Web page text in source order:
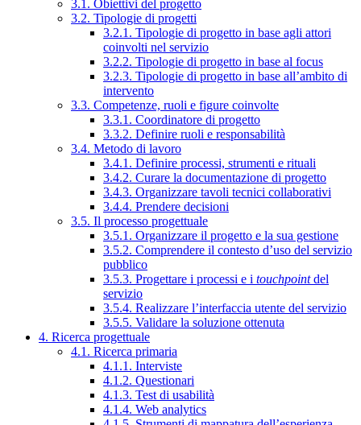
3.1. Obiettivi del progetto
3.2. Tipologie di progetti
3.2.1. Tipologie di progetto in base agli attori
coinvolti nel servizio
3.2.2. Tipologie di progetto in base al focus
3.2.3. Tipologie di progetto in base all’ambito di
intervento
3.3. Competenze, ruoli e figure coinvolte
3.3.1. Coordinatore di progetto
3.3.2. Definire ruoli e responsabilità
3.4. Metodo di lavoro
3.4.1. Definire processi, strumenti e rituali
3.4.2. Curare la documentazione di progetto
3.4.3. Organizzare tavoli tecnici collaborativi
3.4.4. Prendere decisioni
3.5. Il processo progettuale
3.5.1. Organizzare il progetto e la sua gestione
3.5.2. Comprendere il contesto d’uso del servizio
pubblico
3.5.3. Progettare i processi e i touchpointdel
servizio
3.5.4. Realizzare l’interfaccia utente del servizio
3.5.5. Validare la soluzione ottenuta
4. Ricerca progettuale
4.1. Ricerca primaria
4.1.1. Interviste
4.1.2. Questionari
4.1.3. Test di usabilità
4.1.4. Web analytics